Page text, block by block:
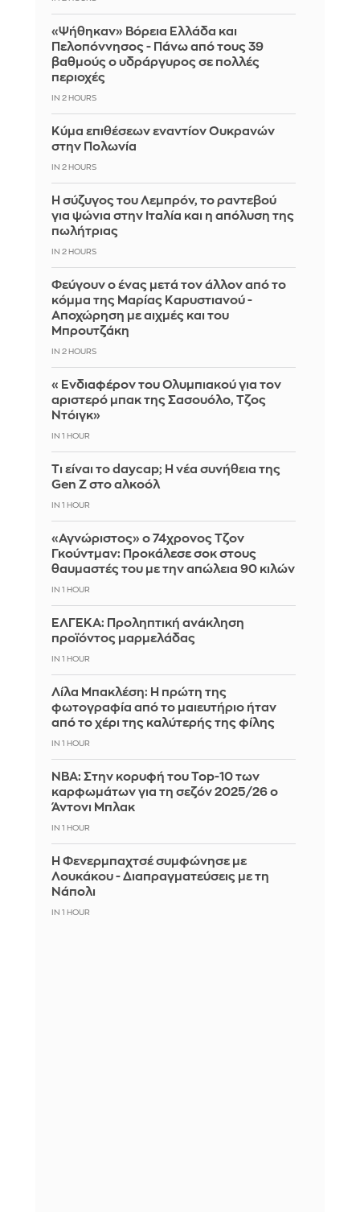
«Ψήθηκαν» Βόρεια Ελλάδα και
Πελοπόννησος - Πάνω από τους 39
βαθμούς ο υδράργυρος σε πολλές
περιοχές
IN 2 HOURS
Κύμα επιθέσεων εναντίον Ουκρανών
στην Πολωνία
IN 2 HOURS
Η σύζυγος του Λεμπρόν, το ραντεβού
για ψώνια στην Ιταλία και η απόλυση της
πωλήτριας
IN 2 HOURS
Φεύγουν ο ένας μετά τον άλλον από το
κόμμα της Μαρίας Καρυστιανού -
Αποχώρηση με αιχμές και του
Μπρουτζάκη
IN 2 HOURS
«Ενδιαφέρον του Ολυμπιακού για τον
αριστερό μπακ της Σασουόλο, Τζος
Ντόιγκ»
IN 1 HOUR
Τι είναι το daycap; Η νέα συνήθεια της
Gen Z στο αλκοόλ
IN 1 HOUR
«Αγνώριστος» ο 74χρονος Τζον
Γκούντμαν: Προκάλεσε σοκ στους
θαυμαστές του με την απώλεια 90 κιλών
IN 1 HOUR
ΕΛΓΕΚΑ: Προληπτική ανάκληση
προϊόντος μαρμελάδας
IN 1 HOUR
Λίλα Μπακλέση: Η πρώτη της
φωτογραφία από το μαιευτήριο ήταν
από το χέρι της καλύτερής της φίλης
IN 1 HOUR
ΝΒΑ: Στην κορυφή του Top-10 των
καρφωμάτων για τη σεζόν 2025/26 ο
Άντονι Μπλακ
IN 1 HOUR
Η Φενερμπαχτσέ συμφώνησε με
Λουκάκου - Διαπραγματεύσεις με τη
Νάπολι
IN 1 HOUR